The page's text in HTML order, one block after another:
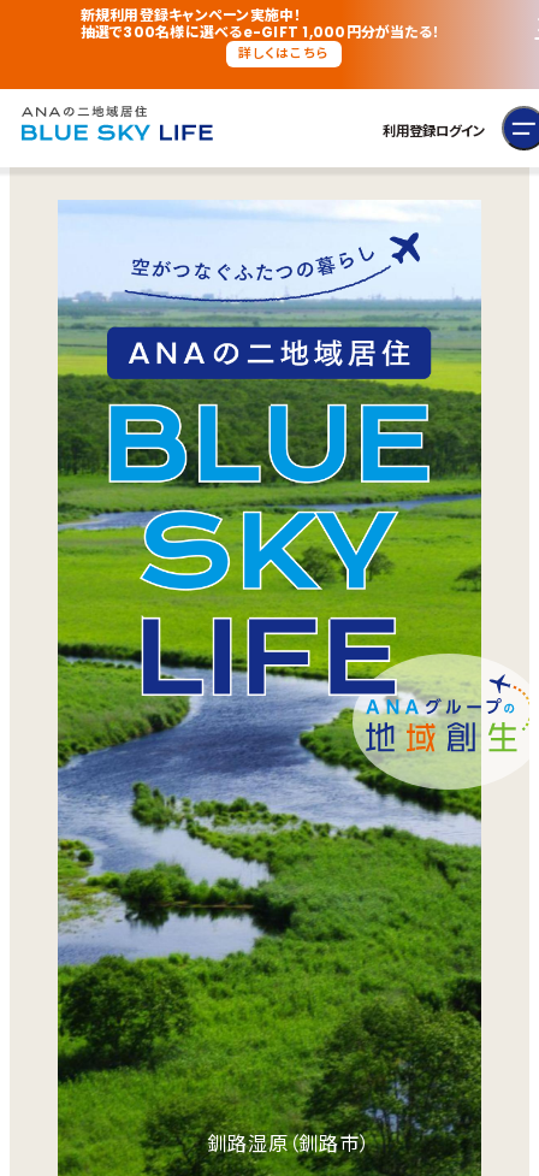
新規利用登録キャンペーン実施中！
抽選で300名様に選べるe-GIFT 1,000円分が当たる！
詳しくはこちら
利用登録ログイン
米子城から見た大山（米子市）
釧路湿原（釧路市）